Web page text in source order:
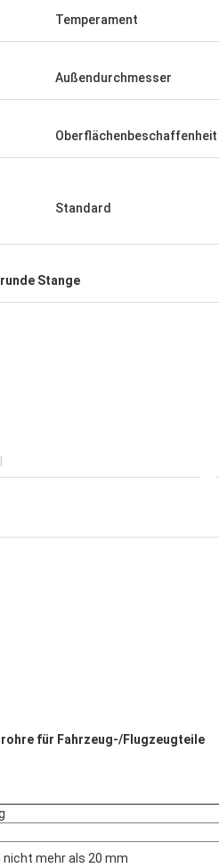
Gelbweinflaschen.
Temperament
Außendurchmesser
Oberflächenbeschaffenheit
Standard
Stange
für Fahrzeug-/Flugzeugteile
mehr als 20 mm